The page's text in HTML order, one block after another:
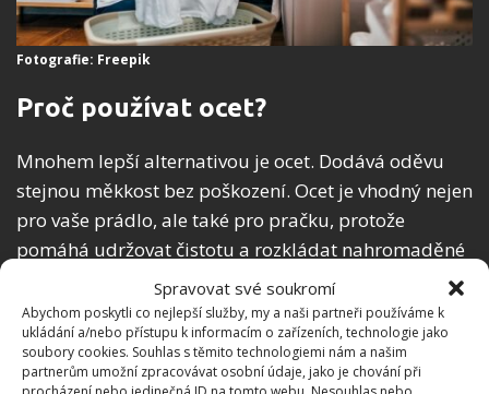
Spravovat své soukromí
Abychom poskytli co nejlepší služby, my a naši partneři používáme k
ukládání a/nebo přístupu k informacím o zařízeních, technologie jako
soubory cookies. Souhlas s těmito technologiemi nám a našim
partnerům umožní zpracovávat osobní údaje, jako je chování při
Fotografie: Freepik
Proč používat ocet?
Mnohem lepší alternativou je ocet. Dodává oděvu
stejnou měkkost bez poškození. Ocet je vhodný nejen
pro vaše prádlo, ale také pro pračku, protože
pomáhá udržovat čistotu a rozkládat nahromaděné
zbytky z látek. Ocet také neutralizuje nepříjemné
pachy a je úžasně levný. Rozhodně mnohem levnější,
než chemické a průmyslově vyrobené prací
prostředky.